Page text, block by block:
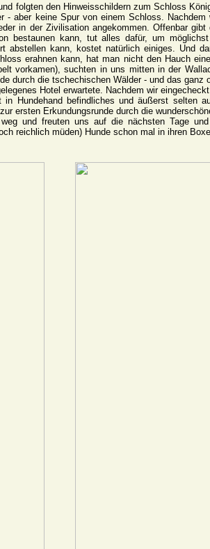
folgten den Hinweisschildern zum Schloss
aber keine Spur von einem Schloss. Nachdem
in der Zivilisation angekommen. Offenbar
bestaunen kann, tut alles dafür, um
abstellen kann, kostet natürlich einiges. Und
erahnen kann, hat man nicht den Hauch
vorkamen), suchten in uns mitten in der
durch die tschechischen Wälder - und das ganz
Hotel erwartete. Nachdem wir
befindliches und äußerst selten
ersten Erkundungsrunde durch die
und freuten uns auf die nächsten Tage
reichlich müden) Hunde schon mal in ihren